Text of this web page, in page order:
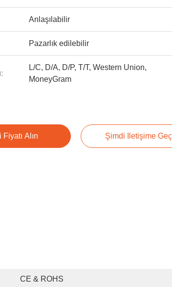
Anlaşılabilir
Pazarlık edilebilir
L/C, D/A, D/P, T/T, Western Union,
MoneyGram
Fiyatı Alın Şimdi Iletişime
CE & ROHS